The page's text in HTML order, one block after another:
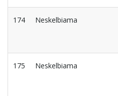
174 Neskelbiama
175 Neskelbiama